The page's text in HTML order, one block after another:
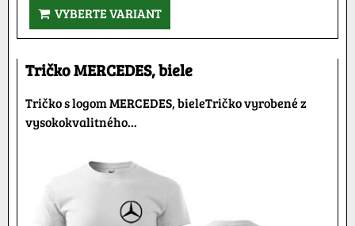
VYBERTE VARIANT
Tričko MERCEDES, biele
Tričko s logom MERCEDES, bieleTričko vyrobené z
vysokokvalitného...